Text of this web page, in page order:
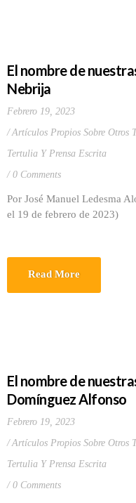
El nombre de
Nebrija
Febrero 19, 2023
Artículos Propios Sobre Otros
Tertulia Y Prensa Escrita
0 Comments
Por José Manuel Ledesma
el 19 de febrero de 2023)
Read More
El nombre de
Domínguez Alfonso
Febrero 19, 2023
Artículos Propios Sobre Otros
Tertulia Y Prensa Escrita
0 Comments